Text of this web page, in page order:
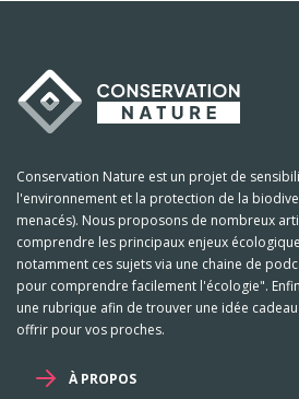
Conservation Nature est un projet de
l'environnement et la protection de la
menacés). Nous proposons de nombreux
comprendre les principaux enjeux
notamment ces sujets via une chaine de
pour comprendre facilement l'écologie".
une rubrique afin de trouver une idée
offrir pour vos proches.
À PROPOS